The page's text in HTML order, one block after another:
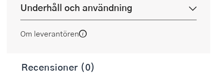
Underhåll och användning
Om leverantören
Recensioner (0)